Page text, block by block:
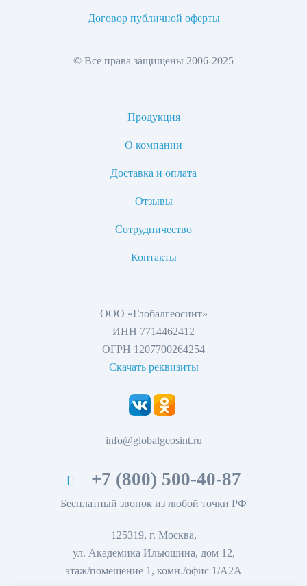
Договор публичной оферты
© Все права защищены 2006-2025
Продукция
О компании
Доставка и оплата
Отзывы
Сотрудничество
Контакты
ООО «Глобалгеосинт»
ИНН 7714462412
ОГРН 1207700264254
Скачать реквизиты
info@globalgeosint.ru
+7 (800) 500-40-87
Бесплатный звонок из любой точки РФ
125319, г. Москва,
ул. Академика Ильюшина, дом 12,
этаж/помещение 1, комн./офис 1/А2А